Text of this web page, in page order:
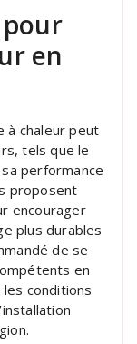
en
à chaleur peut
tels que le
performance
proposent
encourager
plus durables
de se
en
conditions